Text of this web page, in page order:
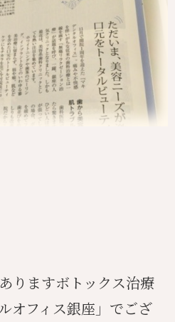
りますボトックス治療
オフィス銀座」でござ